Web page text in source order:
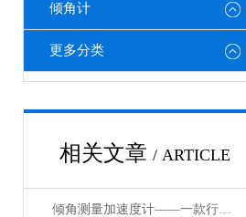
倾角计
更多分类
相关文章 / ARTICLE
倾角测量加速度计——一款行之有效的倾角测量加速度计/万象直送2024